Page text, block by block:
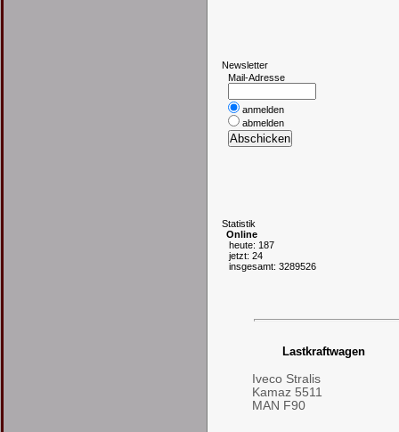
Newsletter
Mail-Adresse
anmelden
abmelden
Statistik
Online
heute: 187
jetzt: 24
insgesamt: 3289526
Lastkraftwagen
Iveco Stralis
Kamaz 5511
MAN F90